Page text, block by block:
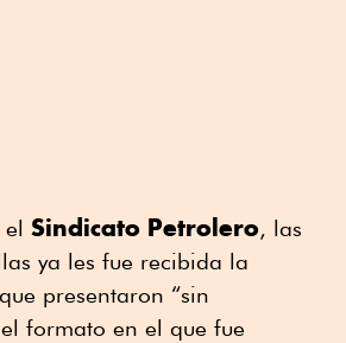
Sindicato Petrolero, las
ya les fue recibida la
presentaron “sin
formato en el que fue